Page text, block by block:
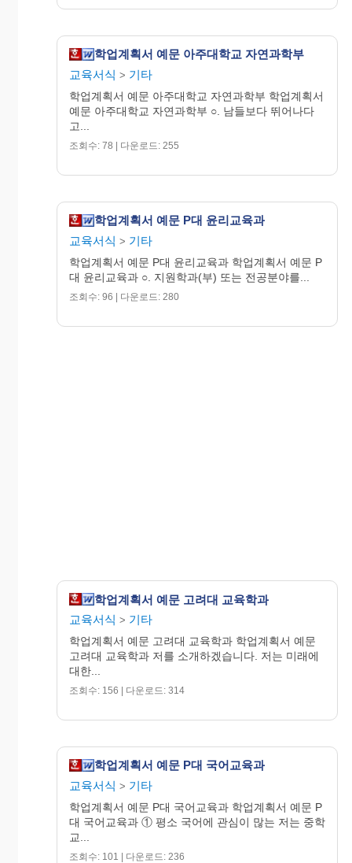
학업계획서 예문 아주대학교 자연과학부
교육서식 > 기타
학업계획서 예문 아주대학교 자연과학부 학업계획서
예문 아주대학교 자연과학부 ○. 남들보다 뛰어나다
고...
조회수: 78 | 다운로드: 255
학업계획서 예문 P대 윤리교육과
교육서식 > 기타
학업계획서 예문 P대 윤리교육과 학업계획서 예문 P
대 윤리교육과 ○. 지원학과(부) 또는 전공분야를...
조회수: 96 | 다운로드: 280
학업계획서 예문 고려대 교육학과
교육서식 > 기타
학업계획서 예문 고려대 교육학과 학업계획서 예문
고려대 교육학과 저를 소개하겠습니다. 저는 미래에
대한...
조회수: 156 | 다운로드: 314
학업계획서 예문 P대 국어교육과
교육서식 > 기타
학업계획서 예문 P대 국어교육과 학업계획서 예문 P
대 국어교육과 ① 평소 국어에 관심이 많는 저는 중학
교...
조회수: 101 | 다운로드: 236